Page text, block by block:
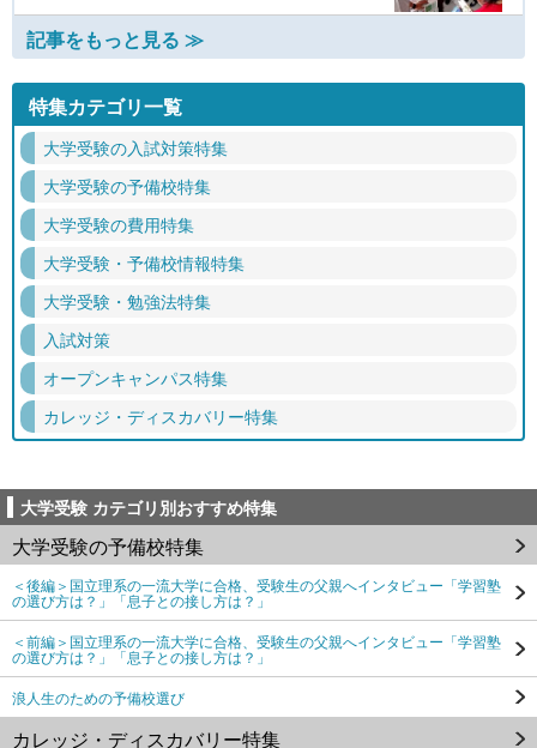
記事をもっと見る ≫
特集カテゴリ一覧
大学受験の入試対策特集
大学受験の予備校特集
大学受験の費用特集
大学受験・予備校情報特集
大学受験・勉強法特集
入試対策
オープンキャンパス特集
カレッジ・ディスカバリー特集
大学受験 カテゴリ別おすすめ特集
大学受験の予備校特集
＜後編＞国立理系の一流大学に合格、受験生の父親へインタビュー「学習塾
の選び方は？」「息子との接し方は？」
＜前編＞国立理系の一流大学に合格、受験生の父親へインタビュー「学習塾
の選び方は？」「息子との接し方は？」
浪人生のための予備校選び
カレッジ・ディスカバリー特集